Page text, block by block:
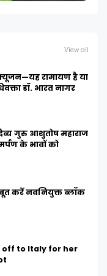
View all
रामायण है या
डॉ. भारत नागर
गुरु आशुतोष महाराज
के भावों को
करें नवनियुक्त ब्लॉक
off to Italy for her